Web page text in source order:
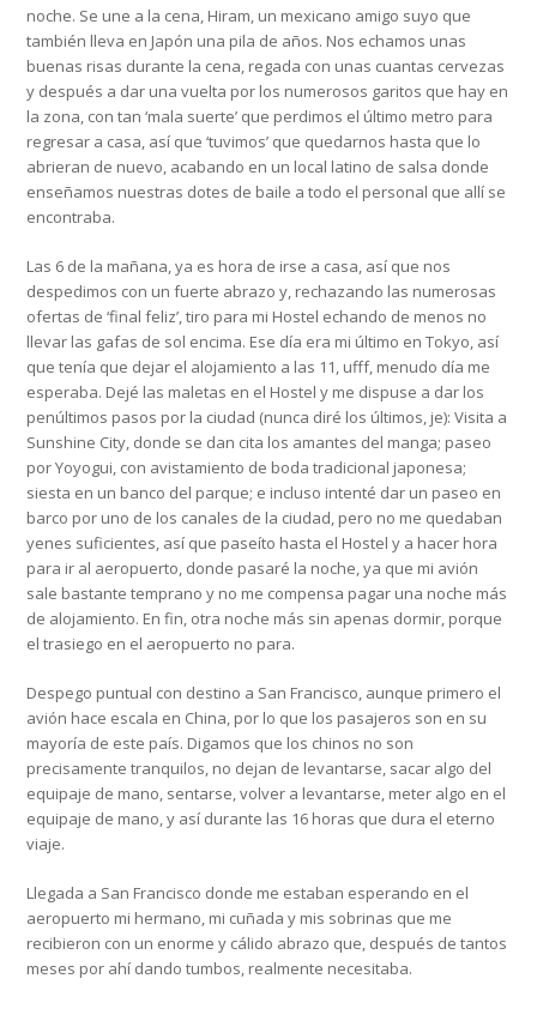
noche. Se une a la cena, Hiram, un mexicano amigo suyo que
también lleva en Japón una pila de años. Nos echamos unas
buenas risas durante la cena, regada con unas cuantas cervezas
y después a dar una vuelta por los numerosos garitos que hay en
la zona, con tan ‘mala suerte’ que perdimos el último metro para
regresar a casa, así que ‘tuvimos’ que quedarnos hasta que lo
abrieran de nuevo, acabando en un local latino de salsa donde
enseñamos nuestras dotes de baile a todo el personal que allí se
encontraba.
Las 6 de la mañana, ya es hora de irse a casa, así que nos
despedimos con un fuerte abrazo y, rechazando las numerosas
ofertas de ‘final feliz’, tiro para mi Hostel echando de menos no
llevar las gafas de sol encima. Ese día era mi último en Tokyo, así
que tenía que dejar el alojamiento a las 11, ufff, menudo día me
esperaba. Dejé las maletas en el Hostel y me dispuse a dar los
penúltimos pasos por la ciudad (nunca diré los últimos, je): Visita a
Sunshine City, donde se dan cita los amantes del manga; paseo
por Yoyogui, con avistamiento de boda tradicional japonesa;
siesta en un banco del parque; e incluso intenté dar un paseo en
barco por uno de los canales de la ciudad, pero no me quedaban
yenes suficientes, así que paseíto hasta el Hostel y a hacer hora
para ir al aeropuerto, donde pasaré la noche, ya que mi avión
sale bastante temprano y no me compensa pagar una noche más
de alojamiento. En fin, otra noche más sin apenas dormir, porque
el trasiego en el aeropuerto no para.
Despego puntual con destino a San Francisco, aunque primero el
avión hace escala en China, por lo que los pasajeros son en su
mayoría de este país. Digamos que los chinos no son
precisamente tranquilos, no dejan de levantarse, sacar algo del
equipaje de mano, sentarse, volver a levantarse, meter algo en el
equipaje de mano, y así durante las 16 horas que dura el eterno
viaje.
Llegada a San Francisco donde me estaban esperando en el
aeropuerto mi hermano, mi cuñada y mis sobrinas que me
recibieron con un enorme y cálido abrazo que, después de tantos
meses por ahí dando tumbos, realmente necesitaba.